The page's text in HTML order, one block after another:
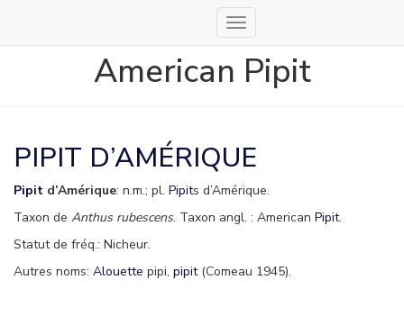
Déplier
navigation
American Pipit
PIPIT D’AMÉRIQUE
Pipit d’Amérique: n.m.; pl. Pipits d’Amérique.
Taxon de Anthus rubescens. Taxon angl. : American Pipit.
Statut de fréq.: Nicheur.
Autres noms: Alouette pipi, pipit(Comeau 1945).